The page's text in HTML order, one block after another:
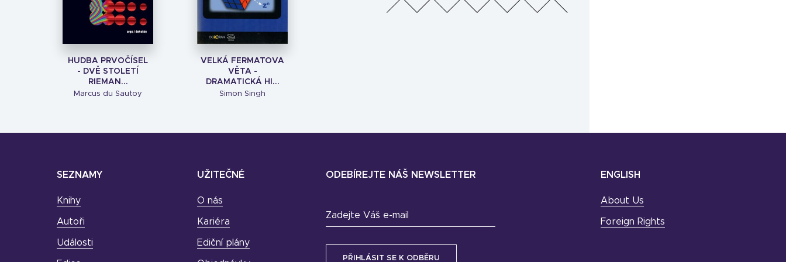
HUDBA PRVOČÍSEL
- DVĚ STOLETÍ
RIEMAN...
Marcus du Sautoy
VELKÁ FERMATOVA
VĚTA -
DRAMATICKÁ HI...
Simon Singh
SEZNAMY
Knihy
Autoři
Události
UŽITEČNÉ
O nás
Kariéra
Ediční plány
ODEBÍREJTE NÁŠ NEWSLETTER
Zadejte Váš e-mail
ENGLISH
About Us
Foreign Rights